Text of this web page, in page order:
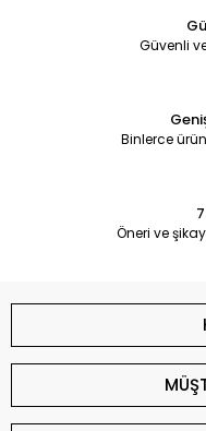
Güvenli
Binlerce
Öneri ve